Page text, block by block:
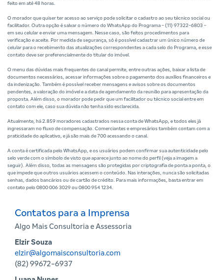
feito em até 48 horas.
O morador que quiser ter acesso ao serviço pode solicitar o cadastro ao seu técnico social ou
facilitador. Outra opção é salvar o número do WhatsApp do Programa - (11) 97322-6803 -
em seu celular e enviar uma mensagem. Nesse caso, são feitos procedimentos para
verificação e aceite. Por medida de segurança, só é possível cadastrar um único número de
celular para o recebimento das atualizações correspondentes a cada selo do Programa, e esse
contato deve ser preferencialmente do titular do imóvel.
O menu das dúvidas mais frequentes do canal permite, entre outras ações, baixar a lista de
documentos necessários, acessar informações sobre o pagamento dos auxílios financeiros e
da indenização. Também é possível receber mensagens e avisos sobre os documentos
pendentes, a valoração do imóvel e a data de agendamento da reunião para apresentação da
proposta. Além disso, o morador pode pedir que um facilitador ou técnico social entre em
contato com ele, caso sua dúvida não tenha sido esclarecida.
Atualmente, há 2.859 moradores cadastrados nessa conta de WhatsApp, e todos eles já
ingressaram no fluxo de compensação. Comerciantes e empresários também contam com a
praticidade do aplicativo, e já são mais de 700 acessando o canal.
A conta é certificada pelo WhatsApp, e os usuários podem confirmar sua autenticidade pelo
selo verde com o símbolo de visto que aparece junto ao nome do perfil (veja a imagem a
seguir). Além disso, todas as mensagens são protegidas por criptografia de ponta a ponta, o
que impede que outros usuários acessem o conteúdo. Nas interações, nunca são solicitadas
senhas, dados bancários ou de cartão de crédito. Para mais informações, basta entrar em
contato pelo 0800 006 3029 ou 0800 954 1234.
Contatos para a Imprensa
Algo Mais Consultoria e Assessoria
Elzir Souza
elzir@algomaisconsultoria.com
(82) 99672-6937